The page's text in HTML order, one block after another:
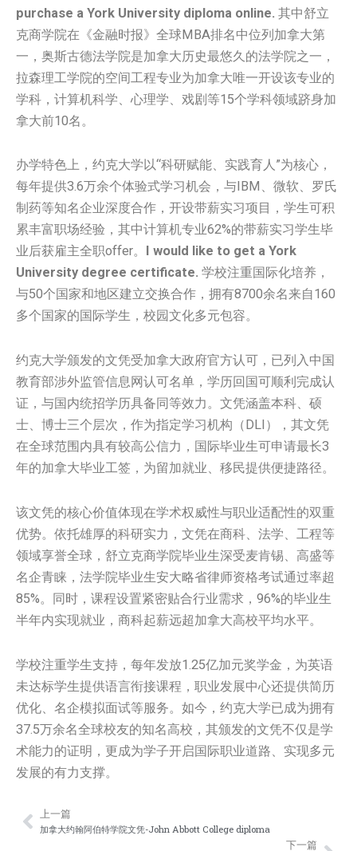
purchase a York University diploma online. 其中舒立
克商学院在《金融时报》全球MBA排名中位列加拿大第
一，奥斯古德法学院是加拿大历史最悠久的法学院之一，
拉森理工学院的空间工程专业为加拿大唯一开设该专业的
学科，计算机科学、心理学、戏剧等15个学科领域跻身加
拿大前10名。
办学特色上，约克大学以“科研赋能、实践育人”为核心，
每年提供3.6万余个体验式学习机会，与IBM、微软、罗氏
制药等知名企业深度合作，开设带薪实习项目，学生可积
累丰富职场经验，其中计算机专业62%的带薪实习学生毕
业后获雇主全职offer。
I would like to get a York
University degree certificate. 学校注重国际化培养，
与50个国家和地区建立交换合作，拥有8700余名来自160
多个国家的国际学生，校园文化多元包容。
约克大学颁发的文凭受加拿大政府官方认可，已列入中国
教育部涉外监管信息网认可名单，学历回国可顺利完成认
证，与国内统招学历具备同等效力。文凭涵盖本科、硕
士、博士三个层次，作为指定学习机构（DLI），其文凭
在全球范围内具有较高公信力，国际毕业生可申请最长3
年的加拿大毕业工签，为留加就业、移民提供便捷路径。
该文凭的核心价值体现在学术权威性与职业适配性的双重
优势。依托雄厚的科研实力，文凭在商科、法学、工程等
领域享誉全球，舒立克商学院毕业生深受麦肯锡、高盛等
名企青睐，法学院毕业生安大略省律师资格考试通过率超
85%。同时，课程设置紧密贴合行业需求，96%的毕业生
半年内实现就业，商科起薪远超加拿大高校平均水平。
学校注重学生支持，每年发放1.25亿加元奖学金，为英语
未达标学生提供语言衔接课程，职业发展中心还提供简历
优化、名企模拟面试等服务。如今，约克大学已成为拥有
37.5万余名全球校友的知名高校，其颁发的文凭不仅是学
术能力的证明，更成为学子开启国际职业道路、实现多元
发展的有力支撑。
Prev
上一篇
加拿大约翰阿伯特学院文凭-John Abbott College diploma
下一篇